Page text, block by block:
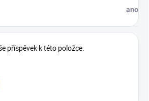
ano
příspěvek k této položce.